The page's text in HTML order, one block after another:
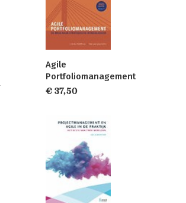
Agile
Portfoliomanagement
€ 37,50